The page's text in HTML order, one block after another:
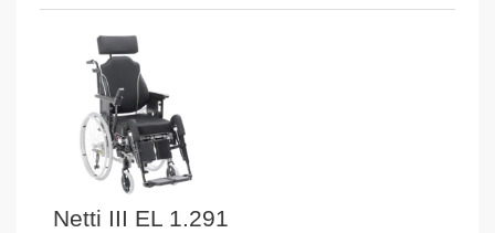
Netti III EL 1.291